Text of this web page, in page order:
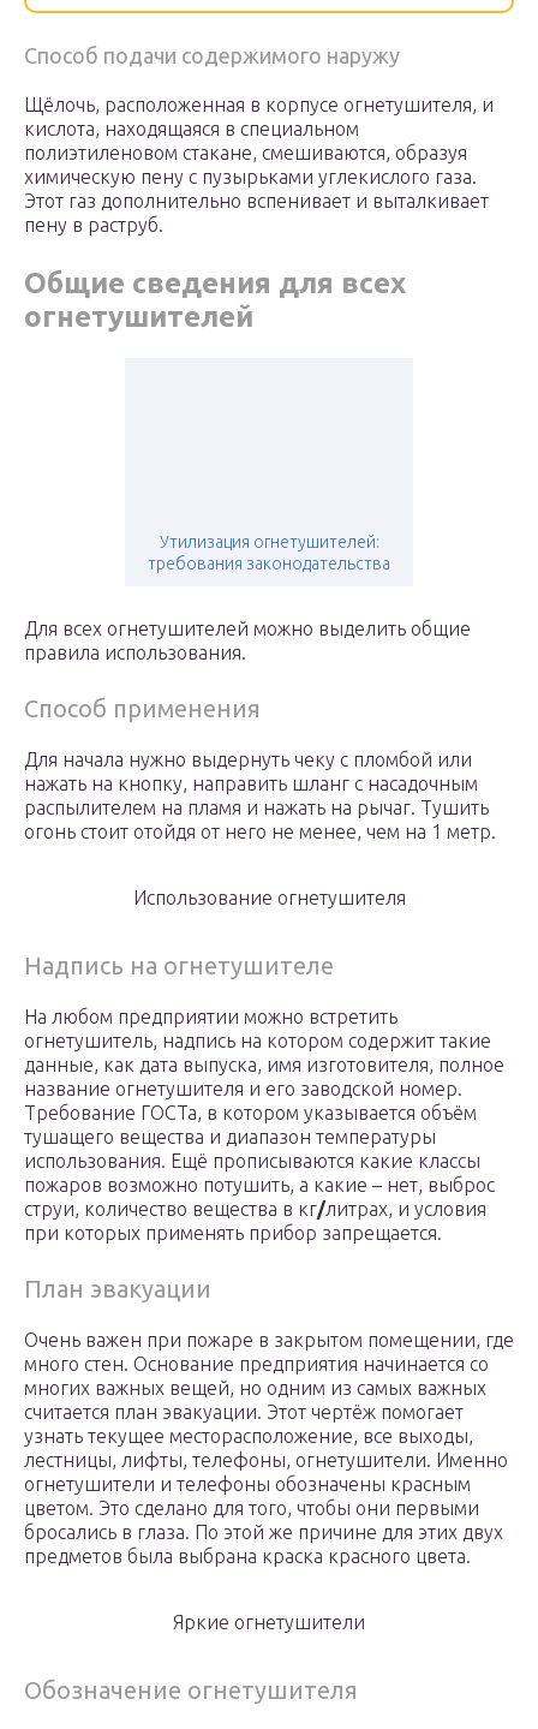
Способ подачи содержимого наружу
Щёлочь, расположенная в корпусе огнетушителя, и
кислота, находящаяся в специальном
полиэтиленовом стакане, смешиваются, образуя
химическую пену с пузырьками углекислого газа.
Этот газ дополнительно вспенивает и выталкивает
пену в раструб.
Общие сведения для всех
огнетушителей
Утилизация огнетушителей:
требования законодательства
Для всех огнетушителей можно выделить общие
правила использования.
Способ применения
Для начала нужно выдернуть чеку с пломбой или
нажать на кнопку, направить шланг с насадочным
распылителем на пламя и нажать на рычаг. Тушить
огонь стоит отойдя от него не менее, чем на 1 метр.
Использование огнетушителя
Надпись на огнетушителе
На любом предприятии можно встретить
огнетушитель, надпись на котором содержит такие
данные, как дата выпуска, имя изготовителя, полное
название огнетушителя и его заводской номер.
Требование ГОСТа, в котором указывается объём
тушащего вещества и диапазон температуры
использования. Ещё прописываются какие классы
пожаров возможно потушить, а какие – нет, выброс
струи, количество вещества в кг/литрах, и условия
при которых применять прибор запрещается.
План эвакуации
Очень важен при пожаре в закрытом помещении, где
много стен. Основание предприятия начинается со
многих важных вещей, но одним из самых важных
считается план эвакуации. Этот чертёж помогает
узнать текущее месторасположение, все выходы,
лестницы, лифты, телефоны, огнетушители. Именно
огнетушители и телефоны обозначены красным
цветом. Это сделано для того, чтобы они первыми
бросались в глаза. По этой же причине для этих двух
предметов была выбрана краска красного цвета.
Яркие огнетушители
Обозначение огнетушителя